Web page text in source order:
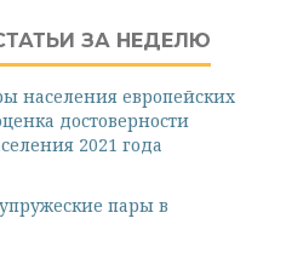
ЗА НЕДЕЛЮ
населения европейских
достоверности
2021 года
пары в